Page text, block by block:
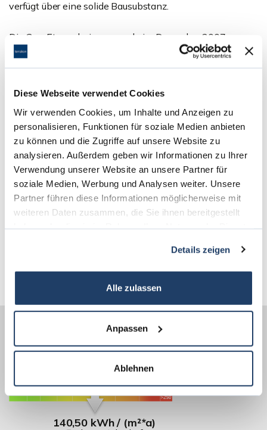
Diese Webseite verwendet Cookies
Wir verwenden Cookies, um Inhalte und Anzeigen zu
personalisieren, Funktionen für soziale Medien anbieten
zu können und die Zugriffe auf unsere Website zu
analysieren. Außerdem geben wir Informationen zu Ihrer
Verwendung unserer Website an unsere Partner für
soziale Medien, Werbung und Analysen weiter. Unsere
Partner führen diese Informationen möglicherweise mit
weiteren Daten zusammen, die Sie ihnen bereitgestellt
Details zeigen
Alle zulassen
Anpassen
Ablehnen
verfügt über eine solide Bausubstanz.
Die Gas-Etagenheizung wurde im Dezember 2007
installiert. Die Balkone werden 2022 saniert.
Ansprechpartner
Frau Sabine Reinhard
Telefon: 06207 - 203 12 46
Telefax: 06071 - 391 99 79
odenwald@terrakon.de
Links
Energieausweis (Bedarfsausweis)
140,50 kWh / (m²*a)